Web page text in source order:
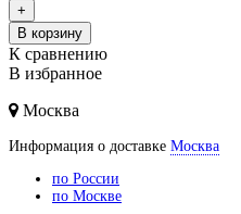
+
В корзину
К сравнению
В избранное
Москва
Информация о доставке Москва
по России
по Москве